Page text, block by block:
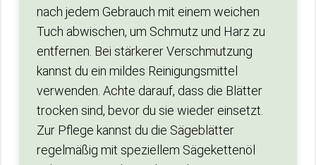
nach jedem Gebrauch mit einem weichen
Tuch abwischen, um Schmutz und Harz zu
entfernen. Bei stärkerer Verschmutzung
kannst du ein mildes Reinigungsmittel
verwenden. Achte darauf, dass die Blätter
trocken sind, bevor du sie wieder einsetzt.
Zur Pflege kannst du die Sägeblätter
regelmäßig mit speziellem Sägekettenöl